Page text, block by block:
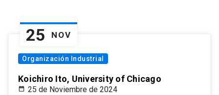
25 NOV
Organización Industrial
Koichiro Ito, University of Chicago
25 de Noviembre de 2024